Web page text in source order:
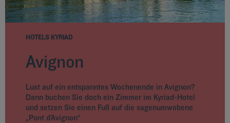
HOTELS KYRIAD
Avignon
Lust auf ein entspanntes Wochenende in Avignon?
Dann buchen Sie doch ein Zimmer im Kyriad-Hotel
und setzen Sie einen Fuß auf die sagenumwobene
„Pont d’Avignon“